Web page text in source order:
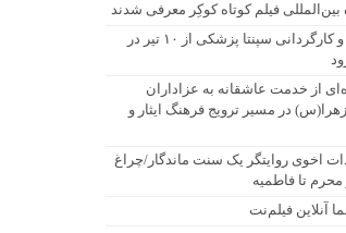
فیلم کوتاه کوکِر معرفی شدند
نمایش «کُت» به نویسندگی و کارگردانی سپنتا پزشکی از ۱۰ تیر در
از خدمت عاشقانه به عزاداران
در مسیر ترویج فرهنگ ایثار و
اخوی روایتگر یک سنت ماندگار/چراغ
تا فاطمیه
آنلاین فیلم‌نت